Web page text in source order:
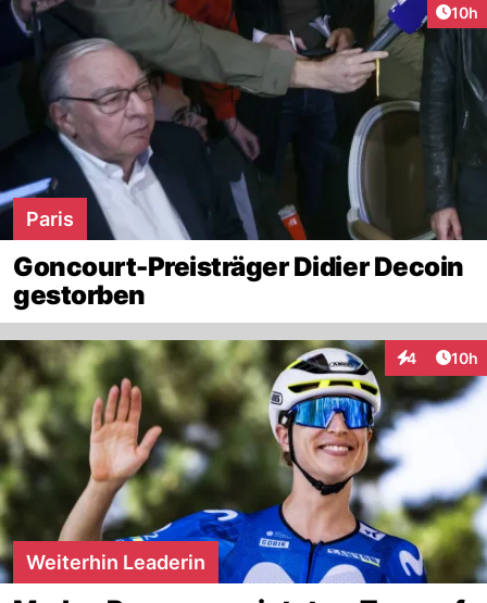
10h
Paris
Goncourt-Preisträger Didier Decoin
gestorben
4
Interaktionen
10h
Weiterhin Leaderin